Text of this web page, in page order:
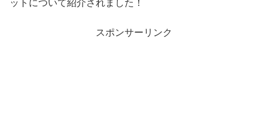
ットについて紹介されました！
スポンサーリンク